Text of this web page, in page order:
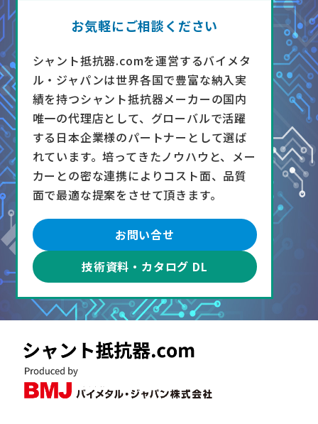
お気軽にご相談ください
シャント抵抗器.comを運営するバイメタ
ル・ジャパンは世界各国で豊富な納入実
績を持つシャント抵抗器メーカーの国内
唯一の代理店として、グローバルで活躍
する日本企業様のパートナーとして選ば
れています。培ってきたノウハウと、メー
カーとの密な連携によりコスト面、品質
面で最適な提案をさせて頂きます。
お問い合せ
技術資料・カタログ DL